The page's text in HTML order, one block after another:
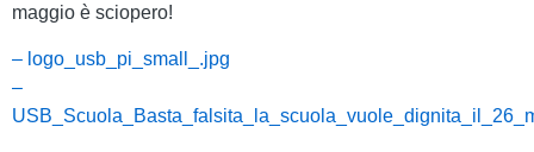
maggio è sciopero!
– logo_usb_pi_small_.jpg
–